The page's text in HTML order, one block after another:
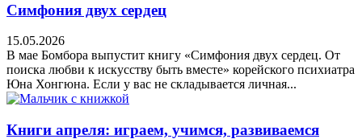
Симфония двух сердец
15.05.2026
В мае Бомбора выпустит книгу «Симфония двух сердец. От
поиска любви к искусству быть вместе» корейского психиатра
Юна Хонгюна. Если у вас не складывается личная...
Книги апреля: играем, учимся, развиваемся